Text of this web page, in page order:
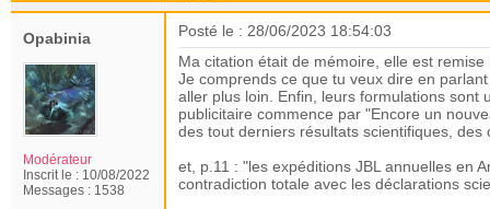
Opabinia
Modérateur
Inscrit le : 10/08/2022
Messages : 1538
Posté le : 28/06/2023 18:54:03
Ma citation était de mémoire, elle est
Je comprends ce que tu veux dire en
aller plus loin. Enfin, leurs formulations sont
publicitaire commence par "Encore un
des tout derniers résultats scientifiques,
et, p.11 : "les expéditions JBL annuelles en
contradiction totale avec les déclarations